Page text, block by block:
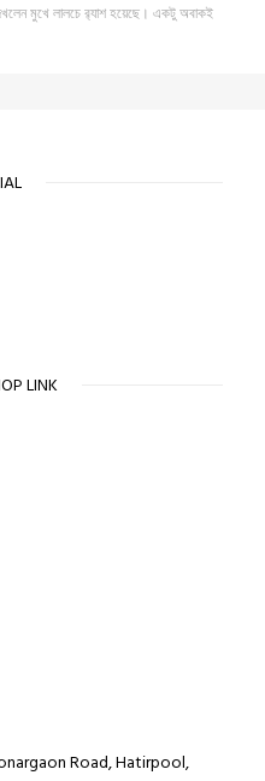
মুখে লালচে র‍্যাশ হয়েছে। একটু অবাকই
LINK
Road, Hatirpool,